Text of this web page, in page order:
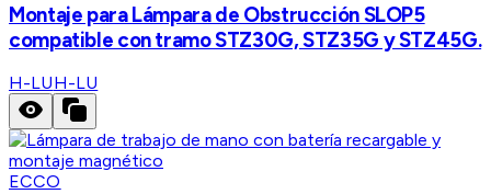
Montaje para Lámpara de Obstrucción SLOP5
compatible con tramo STZ30G, STZ35G y STZ45G.
H-LUH-LU
ECCO